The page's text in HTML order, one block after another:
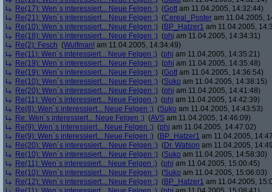
Re(17): Wen´s interessiert... Neue Felgen ;) (Gott am 11.04.2005, 14:32:44)
Re(21): Wen´s interessiert... Neue Felgen ;) (Cereal_Poster am 11.04.2005,
Re(10): Wen´s interessiert... Neue Felgen ;) (BP_Hatzer1 am 11.04.2005,
Re(18): Wen´s interessiert... Neue Felgen ;) (phj am 11.04.2005, 14:34:31)
Re(2): Fesch (Wulfman! am 11.04.2005, 14:34:49)
Re(11): Wen´s interessiert... Neue Felgen ;) (phj am 11.04.2005, 14:35:21)
Re(19): Wen´s interessiert... Neue Felgen ;) (phj am 11.04.2005, 14:35:48)
Re(19): Wen´s interessiert... Neue Felgen ;) (Gott am 11.04.2005, 14:36:54)
Re(10): Wen´s interessiert... Neue Felgen ;) (Suko am 11.04.2005, 14:38:15)
Re(20): Wen´s interessiert... Neue Felgen ;) (phj am 11.04.2005, 14:41:48)
Re(11): Wen´s interessiert... Neue Felgen ;) (phj am 11.04.2005, 14:42:39)
Re(8): Wen´s interessiert... Neue Felgen ;) (Suko am 11.04.2005, 14:43:53)
Re: Wen´s interessiert... Neue Felgen ;) (AVS am 11.04.2005, 14:46:09)
Re(9): Wen´s interessiert... Neue Felgen ;) (phj am 11.04.2005, 14:47:02)
Re(9): Wen´s interessiert... Neue Felgen ;) (BP_Hatzer1 am 11.04.2005,
Re(20): Wen´s interessiert... Neue Felgen ;) (Dr. Watson am 11.04.2005,
Re(10): Wen´s interessiert... Neue Felgen ;) (Suko am 11.04.2005, 14:58:30)
Re(11): Wen´s interessiert... Neue Felgen ;) (phj am 11.04.2005, 15:00:45)
Re(10): Wen´s interessiert... Neue Felgen ;) (Suko am 11.04.2005, 15:06:03)
Re(12): Wen´s interessiert... Neue Felgen ;) (BP_Hatzer1 am 11.04.2005,